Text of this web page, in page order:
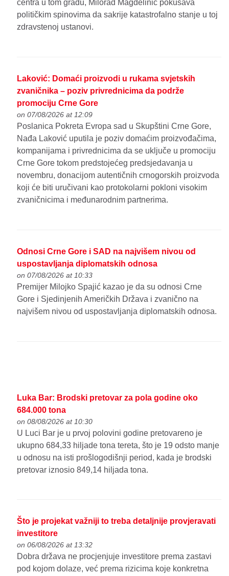
centra u tom gradu, Milorad Magdelinić pokušava
političkim spinovima da sakrije katastrofalno stanje u toj
zdravstenoj ustanovi.
Laković: Domaći proizvodi u rukama svjetskih
zvaničnika – poziv privrednicima da podrže
promociju Crne Gore
on 07/08/2026 at 12:09
Poslanica Pokreta Evropa sad u Skupštini Crne Gore,
Nađa Laković uputila je poziv domaćim proizvođačima,
kompanijama i privrednicima da se uključe u promociju
Crne Gore tokom predstojećeg predsjedavanja u
novembru, donacijom autentičnih crnogorskih proizvoda
koji će biti uručivani kao protokolarni pokloni visokim
zvaničnicima i međunarodnim partnerima.
Odnosi Crne Gore i SAD na najvišem nivou od
uspostavljanja diplomatskih odnosa
on 07/08/2026 at 10:33
Premijer Milojko Spajić kazao je da su odnosi Crne
Gore i Sjedinjenih Američkih Država i zvanično na
najvišem nivou od uspostavljanja diplomatskih odnosa.
Luka Bar: Brodski pretovar za pola godine oko
684.000 tona
on 08/08/2026 at 10:30
U Luci Bar je u prvoj polovini godine pretovareno je
ukupno 684,33 hiljade tona tereta, što je 19 odsto manje
u odnosu na isti prošlogodišnji period, kada je brodski
pretovar iznosio 849,14 hiljada tona.
Što je projekat važniji to treba detaljnije provjeravati
investitore
on 06/08/2026 at 13:32
Dobra država ne procjenjuje investitore prema zastavi
pod kojom dolaze, već prema rizicima koje konkretna